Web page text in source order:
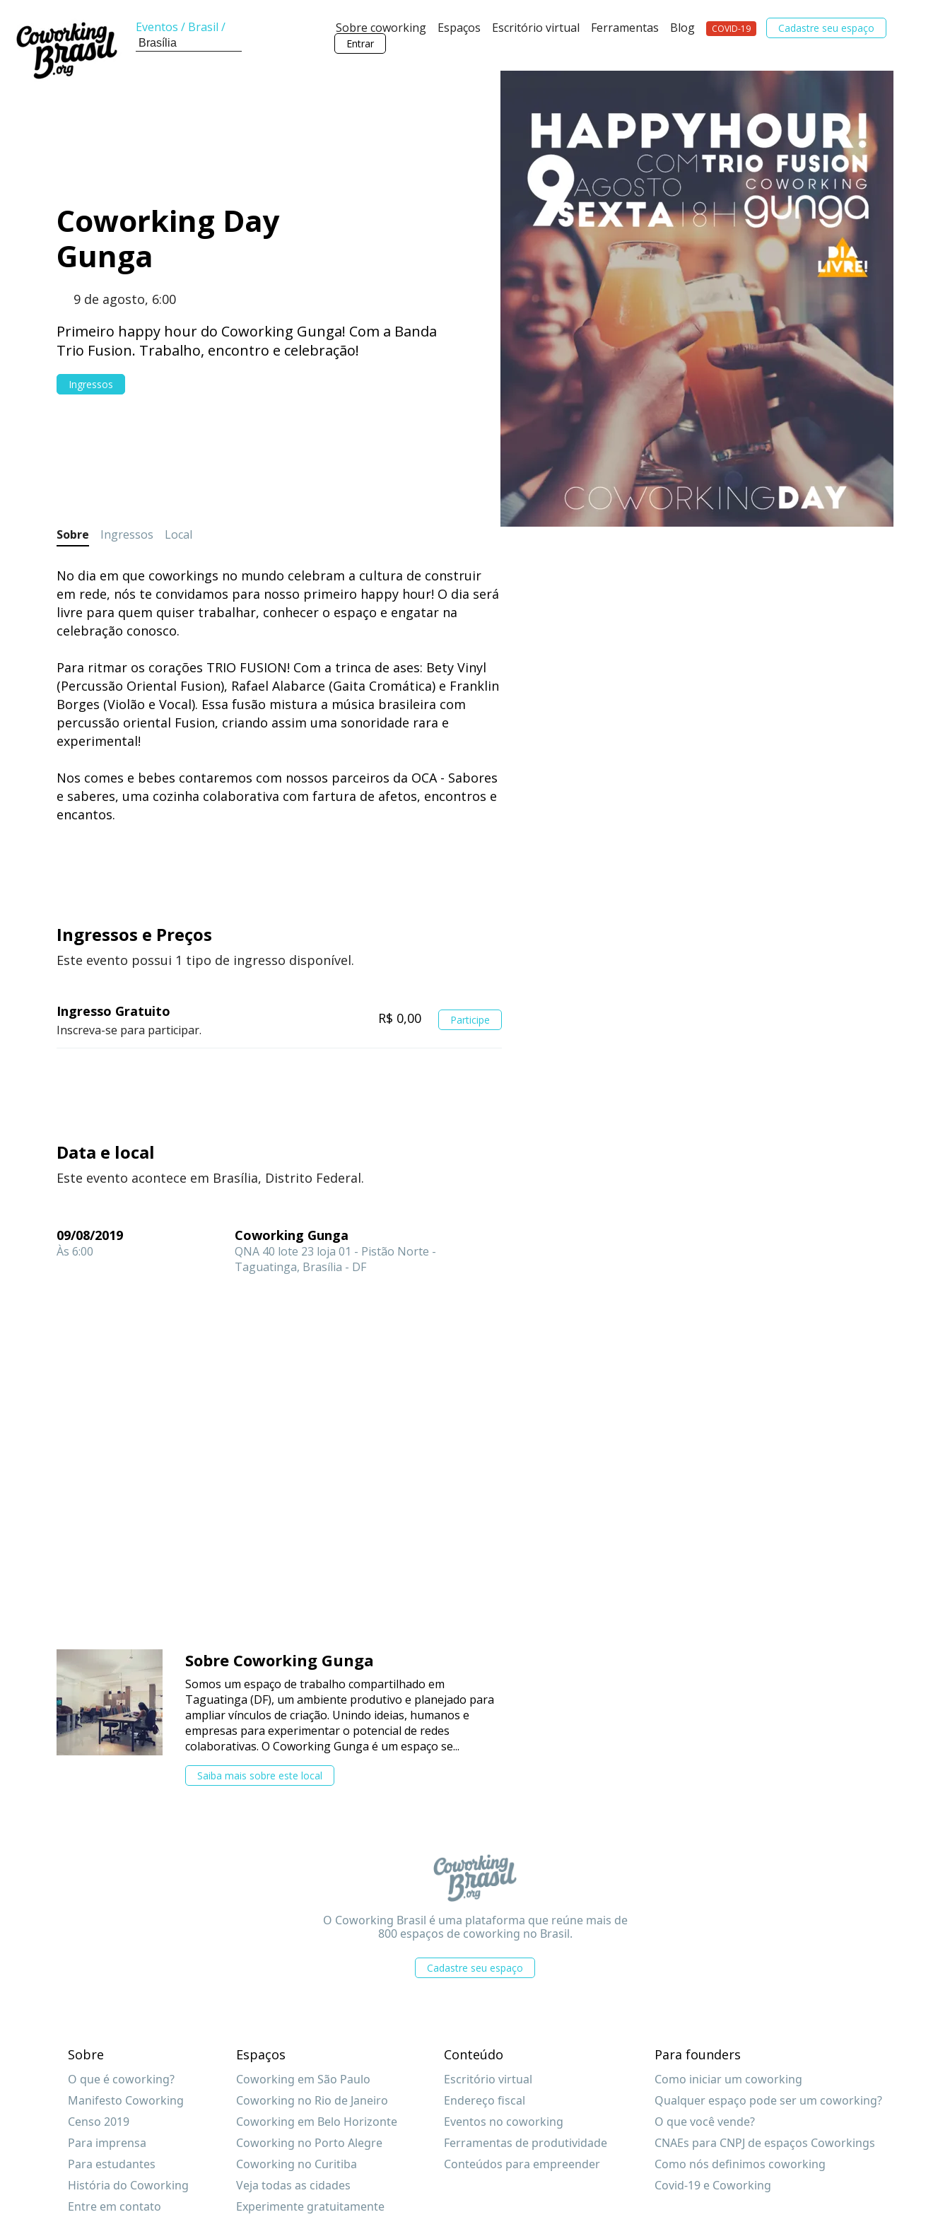
Sobre coworking Espaços Escritório virtual Ferramentas Blog COVID-19
Cadastre seu espaço
Entrar
Eventos / Brasil /
Coworking Day
Gunga
9 de agosto, 6:00
Primeiro happy hour do Coworking Gunga! Com a Banda
Trio Fusion. Trabalho, encontro e celebração!
Ingressos
Sobre Ingressos Local
No dia em que coworkings no mundo celebram a cultura de construir
em rede, nós te convidamos para nosso primeiro happy hour! O dia será
livre para quem quiser trabalhar, conhecer o espaço e engatar na
celebração conosco.
Para ritmar os corações TRIO FUSION! Com a trinca de ases: Bety Vinyl
(Percussão Oriental Fusion), Rafael Alabarce (Gaita Cromática) e Franklin
Borges (Violão e Vocal). Essa fusão mistura a música brasileira com
percussão oriental Fusion, criando assim uma sonoridade rara e
experimental!
Nos comes e bebes contaremos com nossos parceiros da OCA - Sabores
e saberes, uma cozinha colaborativa com fartura de afetos, encontros e
encantos.
Ingressos e Preços
Este evento possui 1 tipo de ingresso disponível.
Ingresso Gratuito
Inscreva-se para participar.
R$ 0,00 Participe
Data e local
Este evento acontece em Brasília, Distrito Federal.
09/08/2019
Às 6:00
Coworking Gunga
QNA 40 lote 23 loja 01 - Pistão Norte -
Taguatinga, Brasília - DF
Sobre Coworking Gunga
Somos um espaço de trabalho compartilhado em
Taguatinga (DF), um ambiente produtivo e planejado para
ampliar vínculos de criação. Unindo ideias, humanos e
empresas para experimentar o potencial de redes
colaborativas. O Coworking Gunga é um espaço se...
Saiba mais sobre este local
O Coworking Brasil é uma plataforma que reúne mais de
800 espaços de coworking no Brasil.
Cadastre seu espaço
Sobre
O que é coworking?
Manifesto Coworking
Censo 2019
Para imprensa
Para estudantes
História do Coworking
Entre em contato
Espaços
Coworking em São Paulo
Coworking no Rio de Janeiro
Coworking em Belo Horizonte
Coworking no Porto Alegre
Coworking no Curitiba
Veja todas as cidades
Experimente gratuitamente
Conteúdo
Escritório virtual
Endereço fiscal
Eventos no coworking
Ferramentas de produtividade
Conteúdos para empreender
Para founders
Como iniciar um coworking
Qualquer espaço pode ser um coworking?
O que você vende?
CNAEs para CNPJ de espaços Coworkings
Como nós definimos coworking
Covid-19 e Coworking